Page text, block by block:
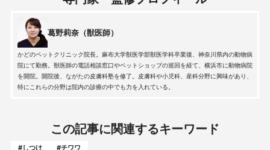
葛野莉奈（獣医師）
かどのペットクリニック院長。麻布大学獣医学部獣医学科卒業後、神奈川県内の動物病
院にて勤務。獣医師の電話相談窓口やペットショップの巡回を経て、横浜市に動物病院
を開院。開院後、ながたの皮膚科塾を修了。皮膚科や小児科、産科分野に興味があり、
特にこれらの分野は院内の診療の中でも力を入れている。
この記事に関連するキーワード
#しつけ #チワワ